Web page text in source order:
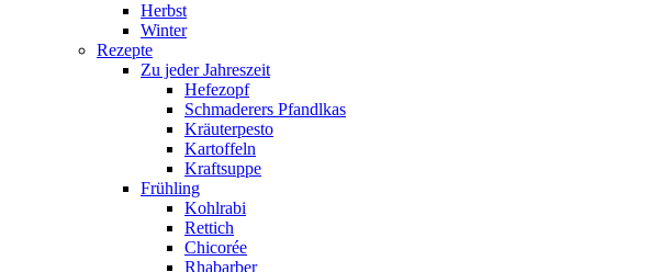
Herbst
Winter
Rezepte
Zu jeder Jahreszeit
Hefezopf
Schmaderers Pfandlkas
Kräuterpesto
Kartoffeln
Kraftsuppe
Frühling
Kohlrabi
Rettich
Chicorée
Rhabarber